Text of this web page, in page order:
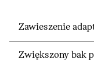
Zawieszenie
Zwiększony bak